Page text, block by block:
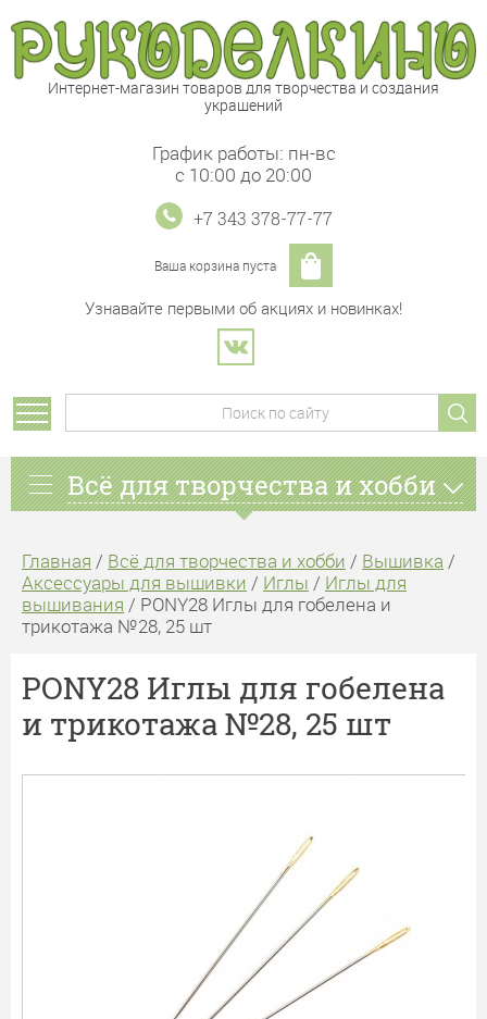
Интернет-магазин товаров для творчества и создания
украшений
Узнавайте первыми об акциях и новинках!
График работы: пн-вс
с 10:00 до 20:00
+7 343 378-77-77
Ваша корзина пуста
Всё для творчества и хобби
Главная / Всё для творчества и хобби / Вышивка /
Аксессуары для вышивки / Иглы / Иглы для
вышивания / PONY28 Иглы для гобелена и
трикотажа №28, 25 шт
PONY28 Иглы для гобелена
и трикотажа №28, 25 шт